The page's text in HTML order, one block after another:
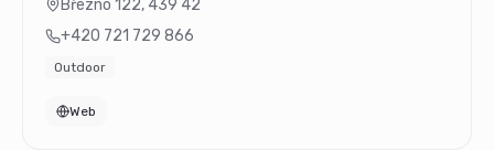
Březno 122, 439 42
+420 721 729 866
Outdoor
Web